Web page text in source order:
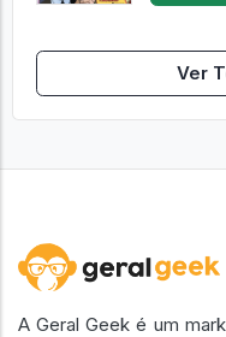
Ver
A Geral Geek é um